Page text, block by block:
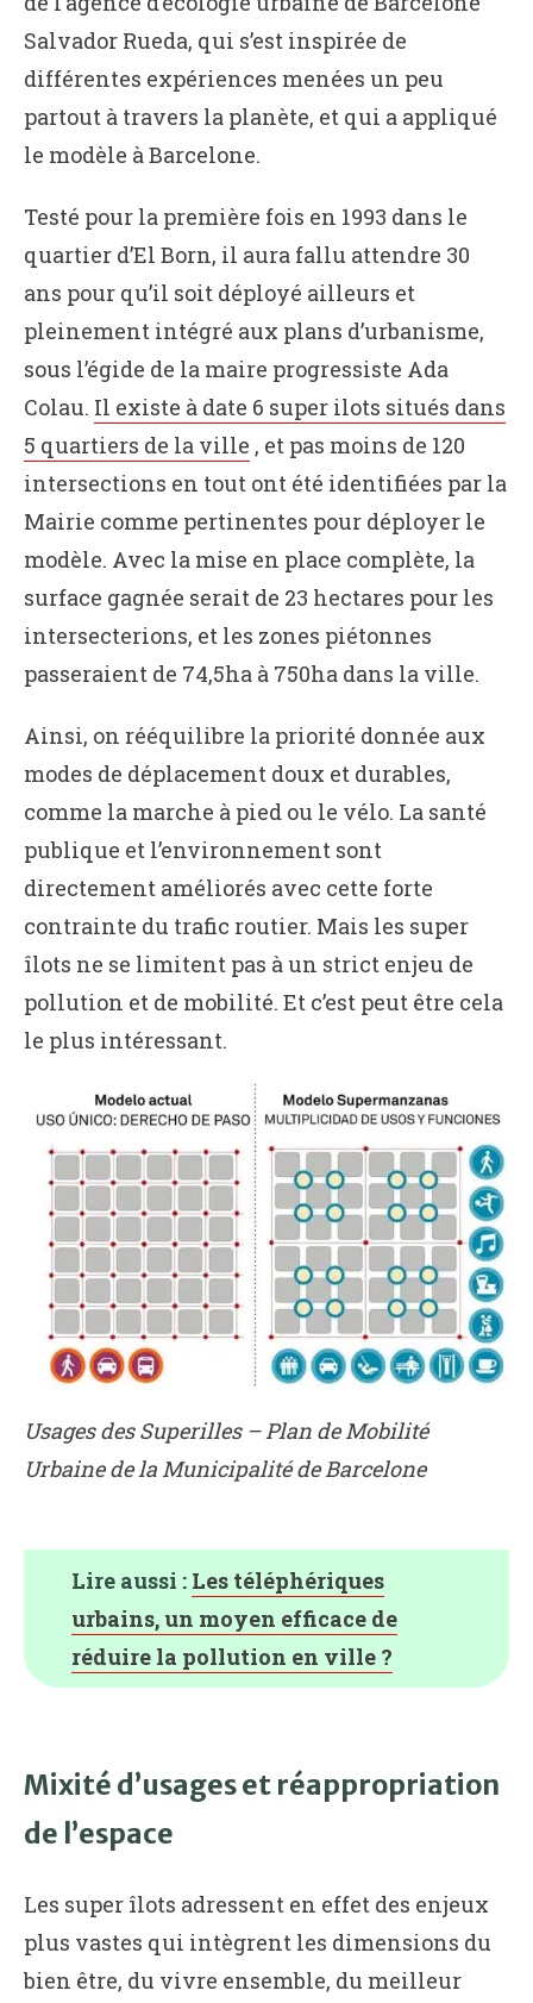
Salvador Rueda, qui s’est inspirée de
différentes expériences menées un peu
partout à travers la planète, et qui a appliqué
le modèle à Barcelone.
Testé pour la première fois en 1993 dans le
quartier d’El Born, il aura fallu attendre 30
ans pour qu’il soit déployé ailleurs et
pleinement intégré aux plans d’urbanisme,
sous l’égide de la maire progressiste Ada
Colau. Il existe à date 6 super ilots situés dans
5 quartiers de la ville , et pas moins de 120
intersections en tout ont été identifiées par la
Mairie comme pertinentes pour déployer le
modèle. Avec la mise en place complète, la
surface gagnée serait de 23 hectares pour les
intersecterions, et les zones piétonnes
passeraient de 74,5ha à 750ha dans la ville.
Ainsi, on rééquilibre la priorité donnée aux
modes de déplacement doux et durables,
comme la marche à pied ou le vélo. La santé
publique et l’environnement sont
directement améliorés avec cette forte
contrainte du trafic routier. Mais les super
îlots ne se limitent pas à un strict enjeu de
pollution et de mobilité. Et c’est peut être cela
le plus intéressant.
Usages des Superilles – Plan de Mobilité
Urbaine de la Municipalité de Barcelone
Lire aussi : Les téléphériques
urbains, un moyen efficace de
réduire la pollution en ville ?
Mixité d’usages et réappropriation
de l’espace
Les super îlots adressent en effet des enjeux
plus vastes qui intègrent les dimensions du
bien être, du vivre ensemble, du meilleur